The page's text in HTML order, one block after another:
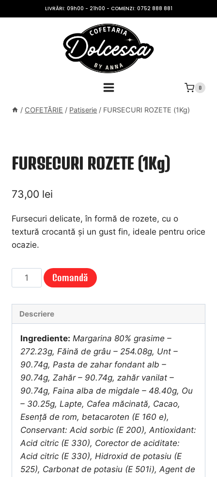
to
LIVRĂRI: 09h00 - 21h00 - COMENZI: 0752 888 881
0
/ COFETĂRIE / Patiserie / FURSECURI ROZETE (1Kg)
FURSECURI ROZETE (1Kg)
73,00 lei
Fursecuri delicate, în formă de rozete, cu o
textură crocantă și un gust fin, ideale pentru orice
ocazie.
Cantitate
FURSECURI
(1Kg)
Comandă
Descriere
Ingrediente: Margarina 80% grasime –
272.23g, Făină de grâu – 254.08g, Unt –
90.74g, Pasta de zahar fondant alb –
90.74g, Zahăr – 90.74g, zahăr vanilat –
90.74g, Faina alba de migdale – 48.40g, Ou
– 30.25g, Lapte, Cafea măcinată, Cacao,
Esență de rom, betacaroten (E 160 e),
Conservant: Acid sorbic (E 200), Antioxidant:
Acid citric (E 330), Corector de aciditate:
Acid citric (E 330), Hidroxid de potasiu (E
525), Carbonat de potasiu (E 501i), Agent de